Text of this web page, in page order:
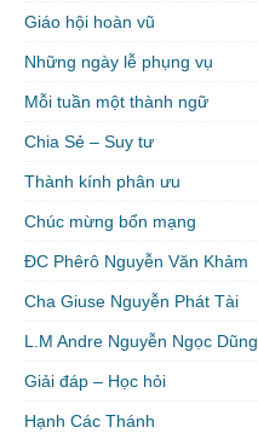
Giáo hội hoàn vũ
Những ngày lễ phụng vụ
Mỗi tuần một thành ngữ
Chia Sẻ – Suy tư
Thành kính phân ưu
Chúc mừng bổn mạng
ĐC Phêrô Nguyễn Văn Khảm
Cha Giuse Nguyễn Phát Tài
L.M Andre Nguyễn Ngọc Dũng
Giải đáp – Học hỏi
Hạnh Các Thánh